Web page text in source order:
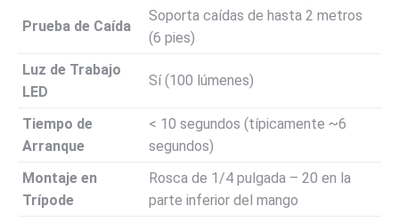
Prueba de Caída
Soporta caídas de hasta 2 metros
(6 pies)
Luz de Trabajo
LED
Sí (100 lúmenes)
Tiempo de
Arranque
< 10 segundos (típicamente ~6
segundos)
Montaje en
Trípode
Rosca de 1/4 pulgada – 20 en la
parte inferior del mango